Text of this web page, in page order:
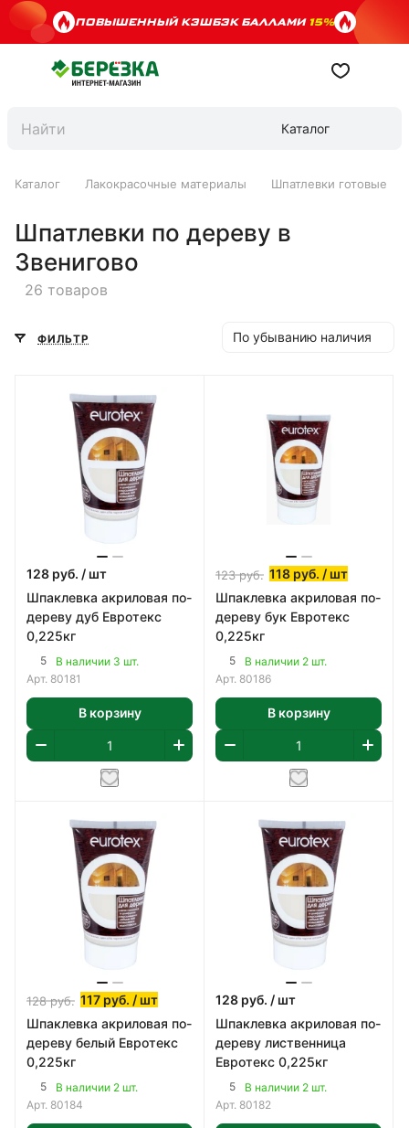
ПОВЫШЕННЫЙ КЭШБЭК БАЛЛАМИ15%
Каталог
Каталог Лакокрасочные материалы Шпатлевки готовые
Шпатлевки по дереву в
Звенигово
26 товаров
ФИЛЬТР По убыванию наличия
128 руб. / шт
Шпаклевка акриловая по-
дереву дуб Евротекс
0,225кг
5
В наличии 3 шт.
Арт. 80181
В корзину
123руб. 118 руб. / шт
Шпаклевка акриловая по-
дереву бук Евротекс
0,225кг
5
В наличии 2 шт.
Арт. 80186
В корзину
128руб. 117 руб. / шт
Шпаклевка акриловая по-
дереву белый Евротекс
0,225кг
5
В наличии 2 шт.
Арт. 80184
128 руб. / шт
Шпаклевка акриловая по-
дереву лиственница
Евротекс 0,225кг
5
В наличии 2 шт.
Арт. 80182